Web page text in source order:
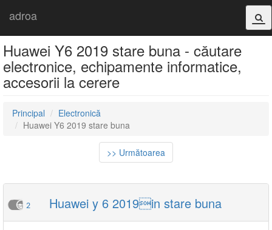
adroa
Huawei Y6 2019 stare buna - căutare
electronice, echipamente informatice,
accesorii la cerere
Principal
Electronică
Huawei Y6 2019 stare buna
>> Următoarea
2 Huawei y 6 2019in stare buna